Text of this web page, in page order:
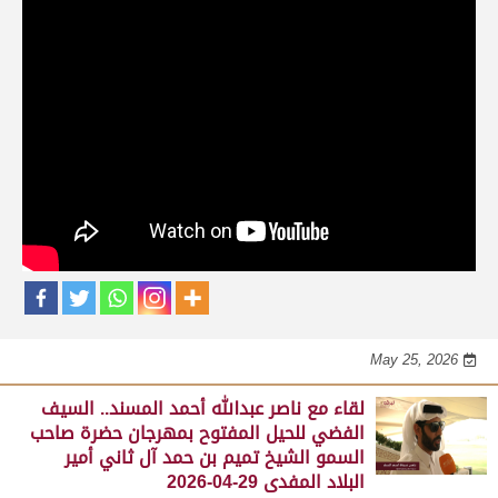
May 25, 2026
لقاء مع جابر بن سالم بن فاران.. مضمر هجن الشحانية الفائز
بالسيف الذهبي للحيل المفتوح بميدان الوثبة 22-05-2026
May 25, 2026
لقاء مع ناصر عبدالله أحمد المسند.. السيف
الفضي للحيل المفتوح بمهرجان حضرة صاحب
السمو الشيخ تميم بن حمد آل ثاني أمير
البلاد المفدى 29-04-2026